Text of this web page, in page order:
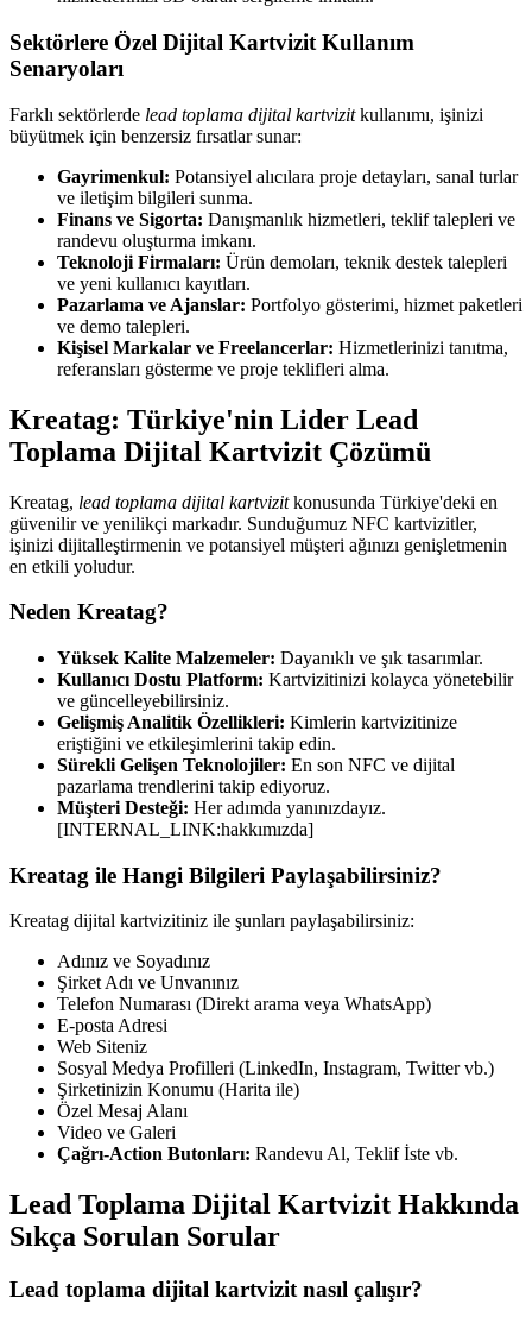
Sektörlere Özel Dijital Kartvizit Kullanım
Senaryoları
Farklı sektörlerde lead toplama dijital kartvizitkullanımı, işinizi
büyütmek için benzersiz fırsatlar sunar:
Gayrimenkul: Potansiyel alıcılara proje detayları, sanal turlar
ve iletişim bilgileri sunma.
Finans ve Sigorta: Danışmanlık hizmetleri, teklif talepleri ve
randevu oluşturma imkanı.
Teknoloji Firmaları: Ürün demoları, teknik destek talepleri
ve yeni kullanıcı kayıtları.
Pazarlama ve Ajanslar: Portfolyo gösterimi, hizmet paketleri
ve demo talepleri.
Kişisel Markalar ve Freelancerlar: Hizmetlerinizi tanıtma,
referansları gösterme ve proje teklifleri alma.
Kreatag: Türkiye'nin Lider Lead
Toplama Dijital Kartvizit Çözümü
Kreatag, lead toplama dijital kartvizitkonusunda Türkiye'deki en
güvenilir ve yenilikçi markadır. Sunduğumuz NFC kartvizitler,
işinizi dijitalleştirmenin ve potansiyel müşteri ağınızı genişletmenin
en etkili yoludur.
Neden Kreatag?
Yüksek Kalite Malzemeler: Dayanıklı ve şık tasarımlar.
Kullanıcı Dostu Platform: Kartvizitinizi kolayca yönetebilir
ve güncelleyebilirsiniz.
Gelişmiş Analitik Özellikleri: Kimlerin kartvizitinize
eriştiğini ve etkileşimlerini takip edin.
Sürekli Gelişen Teknolojiler: En son NFC ve dijital
pazarlama trendlerini takip ediyoruz.
Müşteri Desteği: Her adımda yanınızdayız.
[INTERNAL_LINK:hakkımızda]
Kreatag ile Hangi Bilgileri Paylaşabilirsiniz?
Kreatag dijital kartvizitiniz ile şunları paylaşabilirsiniz:
Adınız ve Soyadınız
Şirket Adı ve Unvanınız
Telefon Numarası (Direkt arama veya WhatsApp)
E-posta Adresi
Web Siteniz
Sosyal Medya Profilleri (LinkedIn, Instagram, Twitter vb.)
Şirketinizin Konumu (Harita ile)
Özel Mesaj Alanı
Video ve Galeri
Çağrı-Action Butonları: Randevu Al, Teklif İste vb.
Lead Toplama Dijital Kartvizit Hakkında
Sıkça Sorulan Sorular
Lead toplama dijital kartvizit nasıl çalışır?